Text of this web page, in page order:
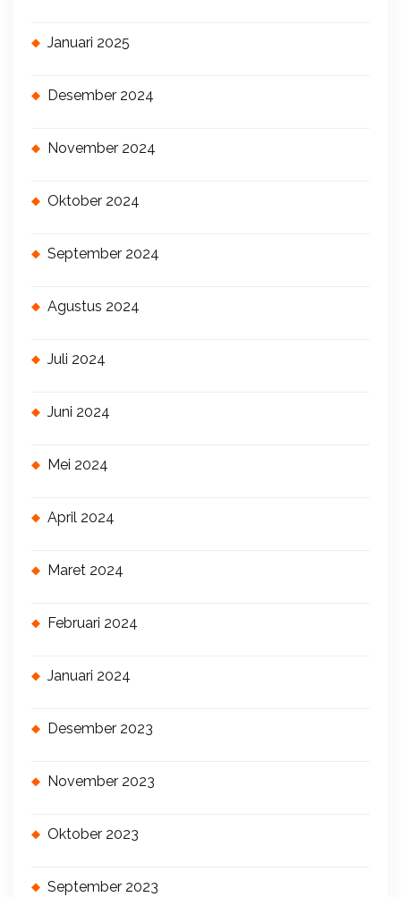
Januari 2025
Desember 2024
November 2024
Oktober 2024
September 2024
Agustus 2024
Juli 2024
Juni 2024
Mei 2024
April 2024
Maret 2024
Februari 2024
Januari 2024
Desember 2023
November 2023
Oktober 2023
September 2023